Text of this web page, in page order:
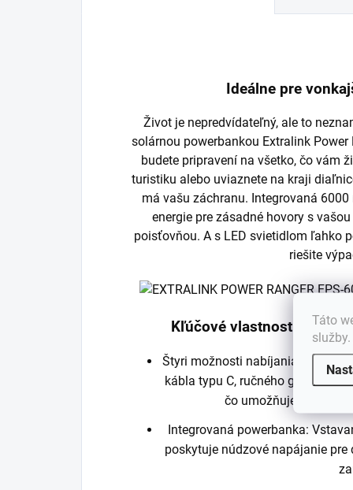
Táto
služby.
Ideálne pre
Život je nepredvídateľný, ale to
solárnou powerbankou Extralink
budete pripravení na všetko, čo vám
turistiku alebo uviaznete na kraji
má vašu záchranu. Integrovaná
energie pre zásadné hovory s
poisťovňou. A s LED svietidlom ľahko
riešite
Kľúčové vlastnosti
Štyri možnosti nabíjania:
kábla typu C, ručného
čo umožňuje prístup k
Integrovaná powerbanka:
poskytuje núdzové napájanie